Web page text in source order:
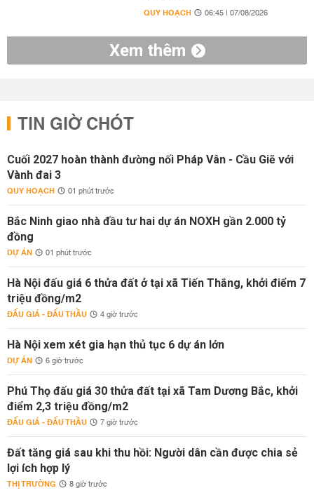
QUY HOẠCH 06:45 | 07/08/2026
Xem thêm
TIN GIỜ CHÓT
Cuối 2027 hoàn thành đường nối Pháp Vân - Cầu Giẽ với
Vành đai 3
QUY HOẠCH 01 phút trước
Bắc Ninh giao nhà đầu tư hai dự án NOXH gần 2.000 tỷ
đồng
DỰ ÁN 01 phút trước
Hà Nội đấu giá 6 thửa đất ở tại xã Tiến Thắng, khởi điểm 7
triệu đồng/m2
ĐẤU GIÁ - ĐẤU THẦU 4 giờ trước
Hà Nội xem xét gia hạn thủ tục 6 dự án lớn
DỰ ÁN 6 giờ trước
Phú Thọ đấu giá 30 thửa đất tại xã Tam Dương Bắc, khởi
điểm 2,3 triệu đồng/m2
ĐẤU GIÁ - ĐẤU THẦU 7 giờ trước
Đất tăng giá sau khi thu hồi: Người dân cần được chia sẻ
lợi ích hợp lý
THỊ TRƯỜNG 8 giờ trước